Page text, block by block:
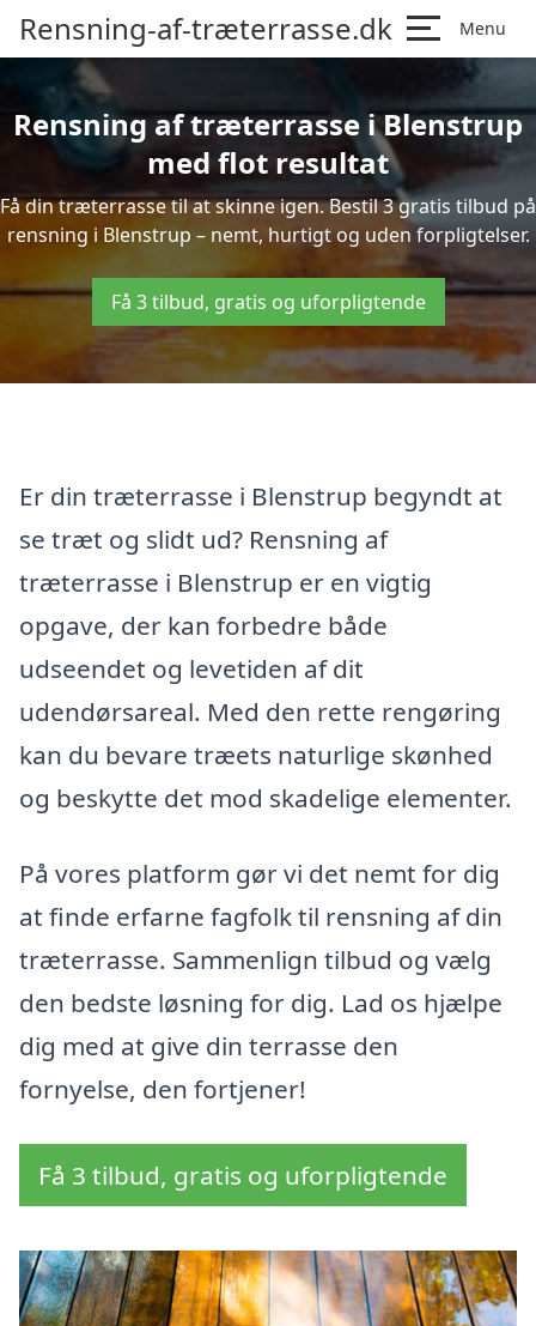
Rensning-af-træterrasse.dk Menu
Rensning af træterrasse i Blenstrup
med flot resultat
Få din træterrasse til at skinne igen. Bestil 3 gratis tilbud på
rensning i Blenstrup – nemt, hurtigt og uden forpligtelser.
Få 3 tilbud, gratis og uforpligtende
Er din træterrasse i Blenstrup begyndt at
se træt og slidt ud? Rensning af
træterrasse i Blenstrup er en vigtig
opgave, der kan forbedre både
udseendet og levetiden af dit
udendørsareal. Med den rette rengøring
kan du bevare træets naturlige skønhed
og beskytte det mod skadelige elementer.
På vores platform gør vi det nemt for dig
at finde erfarne fagfolk til rensning af din
træterrasse. Sammenlign tilbud og vælg
den bedste løsning for dig. Lad os hjælpe
dig med at give din terrasse den
fornyelse, den fortjener!
Få 3 tilbud, gratis og uforpligtende